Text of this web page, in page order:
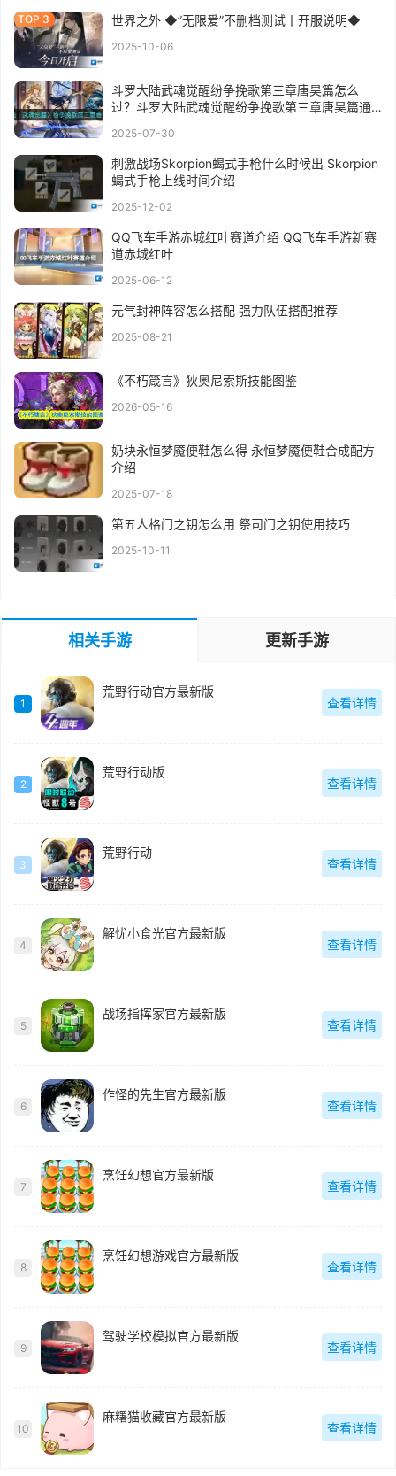
世界之外 ◆”无限爱”不删档测试丨开服说明◆
2025-10-06
斗罗大陆武魂觉醒纷争挽歌第三章唐昊篇怎么
过？斗罗大陆武魂觉醒纷争挽歌第三章唐昊篇通
2025-07-30
刺激战场Skorpion蝎式手枪什么时候出 Skorpion
蝎式手枪上线时间介绍
2025-12-02
QQ飞车手游赤城红叶赛道介绍 QQ飞车手游新赛
道赤城红叶
2025-06-12
元气封神阵容怎么搭配 强力队伍搭配推荐
2025-08-21
《不朽箴言》狄奥尼索斯技能图鉴
2026-05-16
奶块永恒梦魇便鞋怎么得 永恒梦魇便鞋合成配方
介绍
2025-07-18
第五人格门之钥怎么用 祭司门之钥使用技巧
2025-10-11
相关手游 更新手游
1
荒野行动官方最新版
查看详情
2
荒野行动版
查看详情
3
荒野行动
查看详情
4
解忧小食光官方最新版
查看详情
5
战场指挥家官方最新版
查看详情
6
作怪的先生官方最新版
查看详情
7
烹饪幻想官方最新版
查看详情
8
烹饪幻想游戏官方最新版
查看详情
9
驾驶学校模拟官方最新版
查看详情
10
麻糬猫收藏官方最新版
查看详情